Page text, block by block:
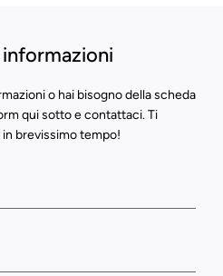
o hai bisogno della scheda
qui sotto e contattaci. Ti
brevissimo tempo!